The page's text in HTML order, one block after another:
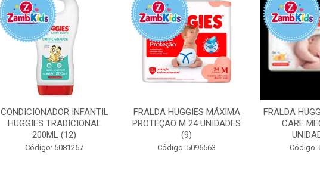
CONDICIONADOR INFANTIL
HUGGIES TRADICIONAL
200ML (12)
Código: 5081257
FRALDA HUGGIES MÁXIMA
PROTEÇÃO M 24 UNIDADES
(9)
Código: 5096563
FRALDA
CARE
Código: